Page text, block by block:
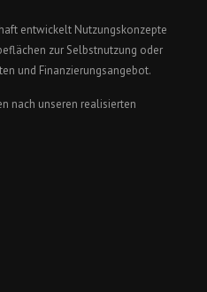
entwickelt Nutzungskonzepte
zur Selbstnutzung oder
und Finanzierungsangebot.
nach unseren realisierten